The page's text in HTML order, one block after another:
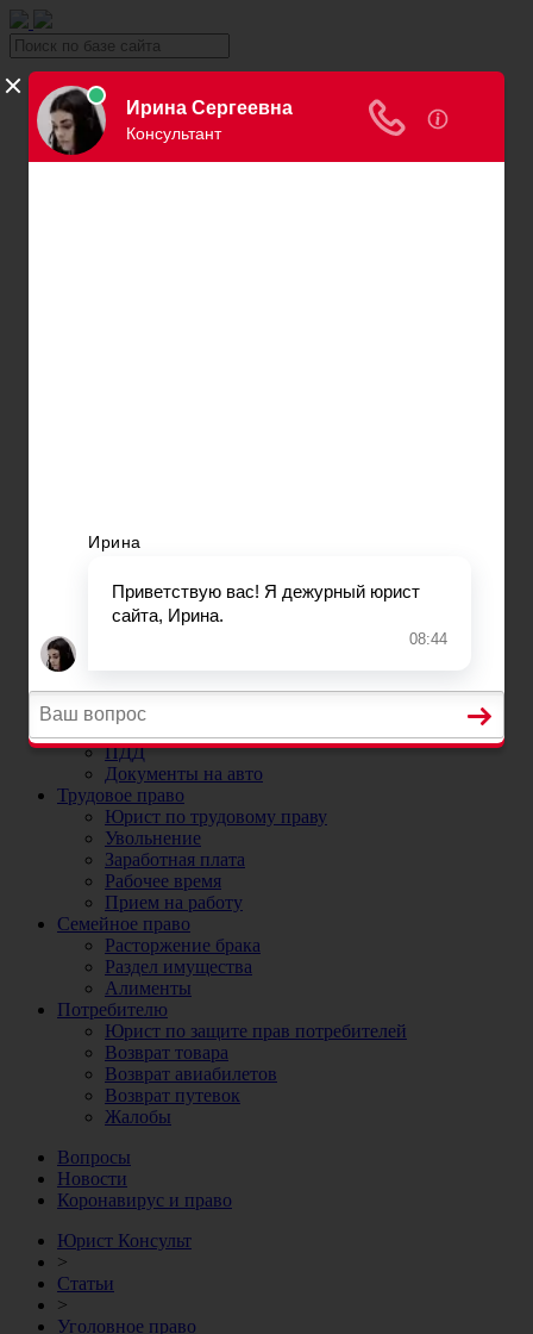
Уголовка
Уголовный юрист
Вина в уголовном праве
Постановка на учет автомобиля в ГИБДД
Прекращение и снятие с учета автомобиля
Номера на машину
ДТП
ОСАГО
ПДД
Документы на авто
Трудовое право
Юрист по трудовому праву
Увольнение
Заработная плата
Рабочее время
Прием на работу
Семейное право
Расторжение брака
Раздел имущества
Алименты
Потребителю
Юрист по защите прав потребителей
Возврат товара
Возврат авиабилетов
Возврат путевок
Жалобы
Вопросы
Новости
Коронавирус и право
Юрист Консульт
>
Статьи
>
Уголовное право